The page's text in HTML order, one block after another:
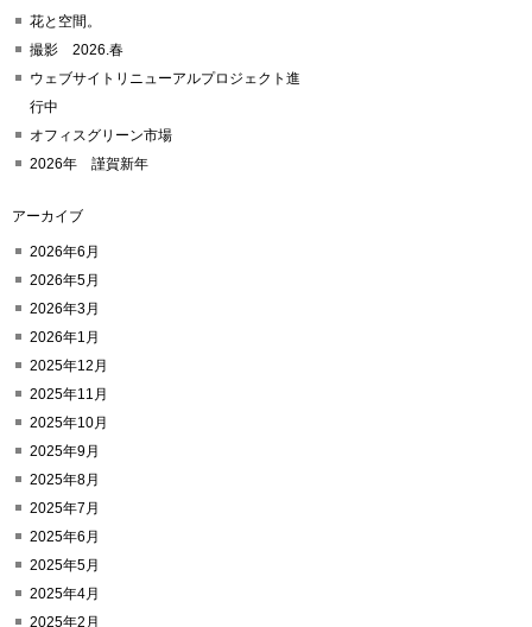
花と空間。
撮影 2026.春
ウェブサイトリニューアルプロジェクト進
行中
オフィスグリーン市場
2026年 謹賀新年
アーカイブ
2026年6月
2026年5月
2026年3月
2026年1月
2025年12月
2025年11月
2025年10月
2025年9月
2025年8月
2025年7月
2025年6月
2025年5月
2025年4月
2025年2月